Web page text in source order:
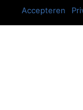
Accepteren